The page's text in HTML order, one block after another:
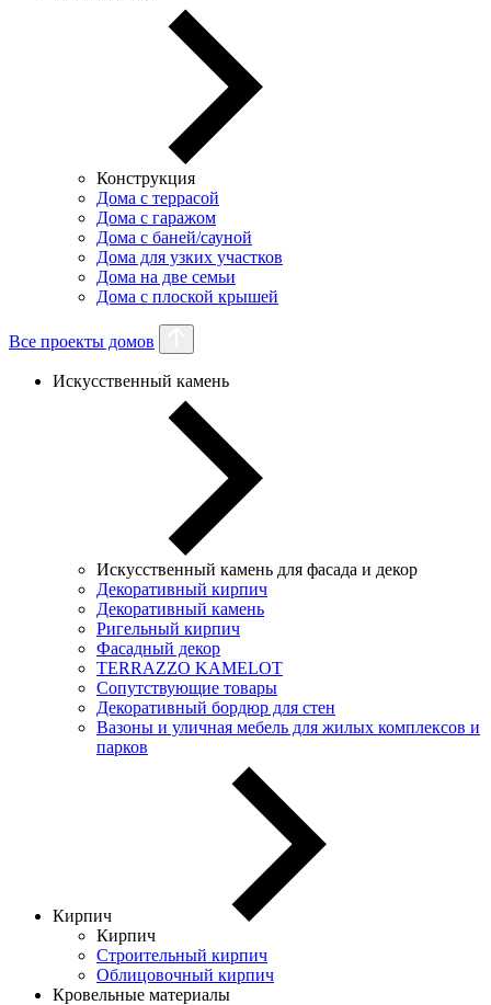
Конструкция
Дома с террасой
Дома с гаражом
Дома с баней/сауной
Дома для узких участков
Дома на две семьи
Дома с плоской крышей
Все проекты домов
Искусственный камень
Искусственный камень для фасада и декор
Декоративный кирпич
Декоративный камень
Ригельный кирпич
Фасадный декор
TERRAZZO KAMELOT
Сопутствующие товары
Декоративный бордюр для стен
Вазоны и уличная мебель для жилых комплексов и
парков
Кирпич
Кирпич
Строительный кирпич
Облицовочный кирпич
Кровельные материалы